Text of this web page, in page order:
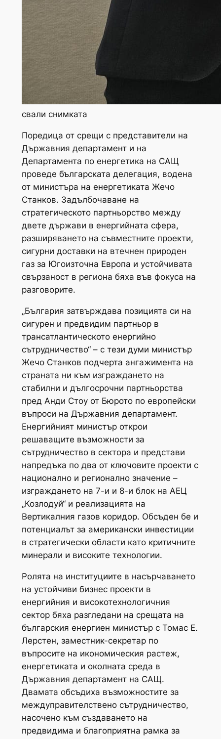
свали снимката
Поредица от срещи с представители на
Държавния департамент и на
Департамента по енергетика на САЩ
проведе българската делегация, водена
от министъра на енергетиката Жечо
Станков. Задълбочаване на
стратегическото партньорство между
двете държави в енергийната сфера,
разширяването на съвместните проекти,
сигурни доставки на втечнен природен
газ за Югоизточна Европа и устойчивата
свързаност в региона бяха във фокуса на
разговорите.
„България затвърждава позицията си на
сигурен и предвидим партньор в
трансатлантическото енергийно
сътрудничество“ – с тези думи министър
Жечо Станков подчерта ангажимента на
страната ни към изграждането на
стабилни и дългосрочни партньорства
пред Анди Стоу от Бюрото по европейски
въпроси на Държавния департамент.
Енергийният министър открои
решаващите възможности за
сътрудничество в сектора и представи
напредъка по два от ключовите проекти с
национално и регионално значение –
изграждането на 7-и и 8-и блок на АЕЦ
„Козлодуй“ и реализацията на
Вертикалния газов коридор. Обсъден бе и
потенциалът за американски инвестиции
в стратегически области като критичните
минерали и високите технологии.
Ролята на институциите в насърчаването
на устойчиви бизнес проекти в
енергийния и високотехнологичния
сектор бяха разгледани на срещата на
българския енергиен министър с Томас Е.
Лерстен, заместник-секретар по
въпросите на икономическия растеж,
енергетиката и околната среда в
Държавния департамент на САЩ.
Двамата обсъдиха възможностите за
междуправителствено сътрудничество,
насочено към създаването на
предвидима и благоприятна рамка за